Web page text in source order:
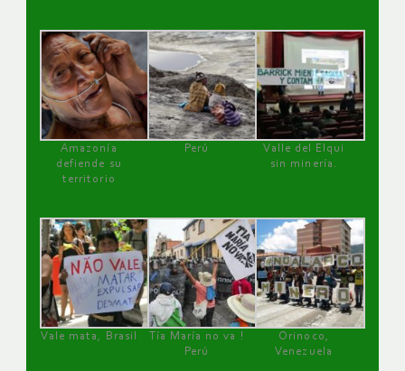
Amazonía
defiende su
territorio
Perú
Valle del Elqui
sin minería.
Vale mata, Brasil
Tía María no va !
Perú
Orinoco,
Venezuela